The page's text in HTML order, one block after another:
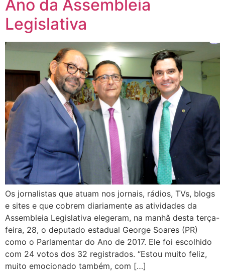
Ano da Assembleia
Legislativa
Os jornalistas que atuam nos jornais, rádios, TVs, blogs
e sites e que cobrem diariamente as atividades da
Assembleia Legislativa elegeram, na manhã desta terça-
feira, 28, o deputado estadual George Soares (PR)
como o Parlamentar do Ano de 2017. Ele foi escolhido
com 24 votos dos 32 registrados. “Estou muito feliz,
muito emocionado também, com […]